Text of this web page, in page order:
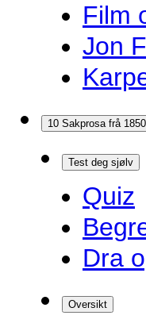
Film
Jon
10 Sakprosa frå
Test deg sjølv
Quiz
Dra
Oversikt